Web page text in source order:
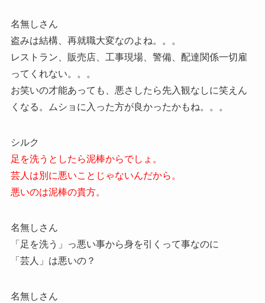
名無しさん
盗みは結構、再就職大変なのよね。。。
レストラン、販売店、工事現場、警備、配達関係一切雇
ってくれない。。。
お笑いの才能あっても、悪さしたら先入観なしに笑えん
くなる。ムショに入った方が良かったかもね。。。
シルク
足を洗うとしたら泥棒からでしょ。
芸人は別に悪いことじゃないんだから。
悪いのは泥棒の貴方。
名無しさん
「足を洗う」っ悪い事から身を引くって事なのに
「芸人」は悪いの？
名無しさん